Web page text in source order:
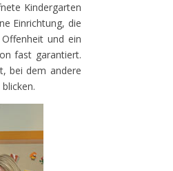
Kindergarten
Einrichtung, die
und ein
fast garantiert.
bei dem andere